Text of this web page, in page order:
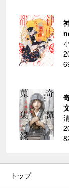
トップ